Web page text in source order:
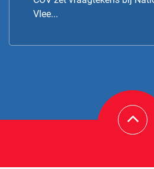
Vlee...